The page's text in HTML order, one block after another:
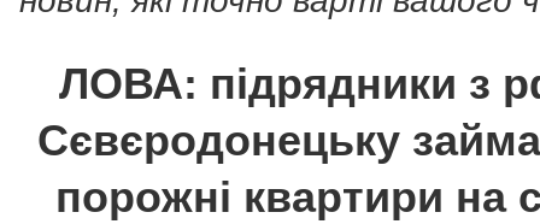
ЛОВА: підрядники з
Сєвєродонецьку
порожні квартири на